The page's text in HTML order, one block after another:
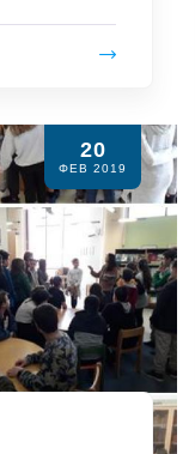
20
ΦΕΒ 2019